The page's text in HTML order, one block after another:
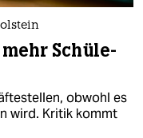
Schü­le­
obwohl es
wird. Kritik kommt